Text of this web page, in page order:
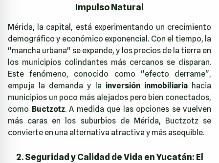
Impulso Natural
Mérida, la capital, está experimentando un crecimiento
demográfico y económico exponencial. Con el tiempo, la
"mancha urbana" se expande, y los precios de la tierra en
los municipios colindantes más cercanos se disparan.
Este fenómeno, conocido como "efecto derrame",
empuja la demanda y la inversión inmobiliariahacia
municipios un poco más alejados pero bien conectados,
como Buctzotz. A medida que las opciones se vuelven
más caras en los suburbios de Mérida, Buctzotz se
convierte en una alternativa atractiva y más asequible.
2. Seguridad y Calidad de Vida en Yucatán: El